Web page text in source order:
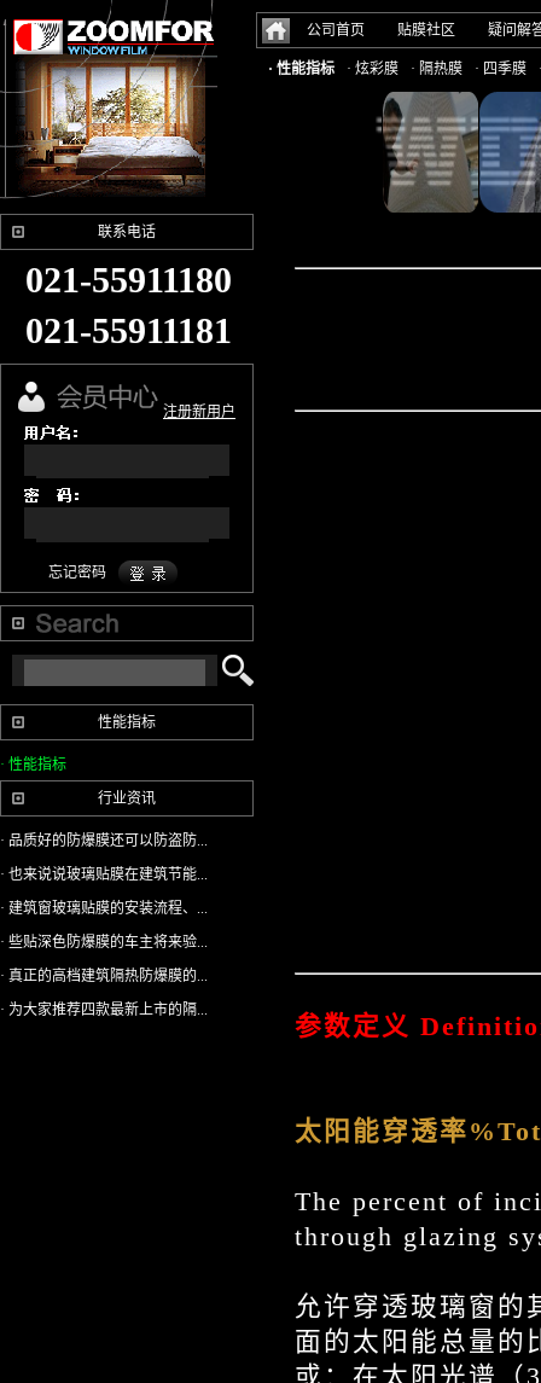
公司首页 贴膜社区 疑问解
· 性能指标 · 炫彩膜 · 隔热膜 · 四季膜
联系电话
021-55911180
021-55911181
注册新用户
忘记密码
性能指标
· 性能指标
行业资讯
· 品质好的防爆膜还可以防盗防...
· 也来说说玻璃贴膜在建筑节能...
· 建筑窗玻璃贴膜的安装流程、...
· 些贴深色防爆膜的车主将来验...
· 真正的高档建筑隔热防爆膜的...
· 为大家推荐四款最新上市的隔...
参数定义
太阳能穿透率
The percent of
through glazing
允许穿透玻璃窗的
面的太阳能总量的
或：在太阳光谱（